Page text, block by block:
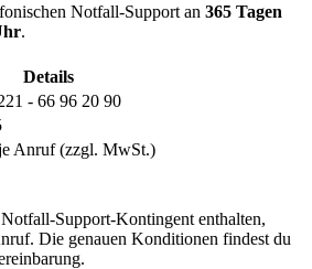
Notfall-Support an 365 Tagen
.
Details
- 66 96 20 90
Anruf (zzgl. MwSt.)
Support-Kontingent enthalten,
Die genauen Konditionen findest du